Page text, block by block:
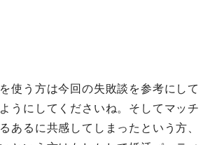
使う方は今回の失敗談を参考にして
うにしてくださいね。そしてマッチ
あるに共感してしまったという方、